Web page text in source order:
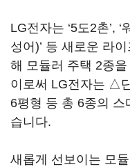
LG전자는 ‘5도2촌’,
성어)’ 등 새로운 라
해 모듈러 주택 2종
이로써 LG전자는
6평형 등 총 6종의 스
습니다.
새롭게 선보이는 모